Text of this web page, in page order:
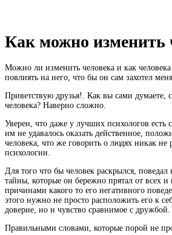
Как можно изменить
Можно ли изменить человека и как
повлиять на него, что бы он сам захотел
Приветствую друзья!. Как вы сами думаете,
человека? Наверно сложно.
Уверен, что даже у лучших психологов есть
им не удавалось оказать действенное,
человека, что же говорить о людях никак не
психологии.
Для того что бы человек раскрылся,
тайны, которые он бережно прятал от всех и
причинами какого то его негативного
этого нужно не просто расположить его к
доверие, но и чувство сравнимое с дружбой.
Правильными словами, которые порой не